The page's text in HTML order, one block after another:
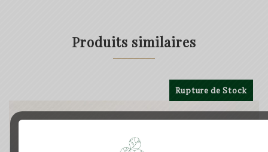
Produits similaires
Rupture de Stock